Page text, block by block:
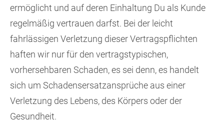
ermöglicht und auf deren Einhaltung Du als Kunde
regelmäßig vertrauen darfst. Bei der leicht
fahrlässigen Verletzung dieser Vertragspflichten
haften wir nur für den vertragstypischen,
vorhersehbaren Schaden, es sei denn, es handelt
sich um Schadensersatzansprüche aus einer
Verletzung des Lebens, des Körpers oder der
Gesundheit.